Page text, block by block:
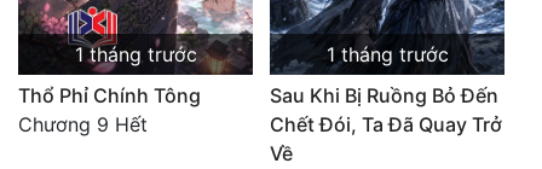
1 tháng trước
Thổ Phỉ Chính Tông
Chương 9 Hết
1 tháng trước
Sau Khi Bị Ruồng Bỏ Đến
Chết Đói, Ta Đã Quay Trở
Về